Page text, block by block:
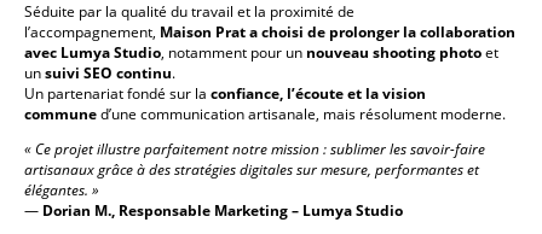
Séduite par la qualité du travail et la proximité de
l’accompagnement, Maison Prat a choisi de prolonger la collaboration
avec Lumya Studio, notamment pour un nouveau shooting photoet
unsuivi SEO continu.
Un partenariat fondé sur la confiance, l’écoute et la vision
communed’une communication artisanale, mais résolument moderne.
« Ce projet illustre parfaitement notre mission : sublimer les savoir-faire
artisanaux grâce à des stratégies digitales sur mesure, performantes et
élégantes. »
— Dorian M., Responsable Marketing – Lumya Studio